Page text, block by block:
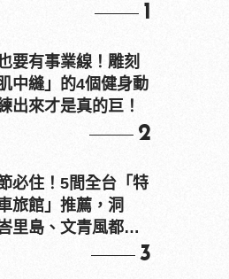
1
要有事業線！雕刻
肌中縫」的4個健身動
出來才是真的巨！
2
必住！5間全台「特
旅館」推薦，洞
里島、文青風都
3